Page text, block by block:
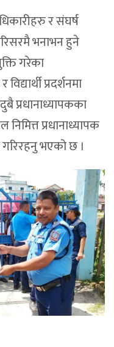
र संघर्ष
भनाभन हुने
गरेका
प्रदर्शनमा
प्रधानाध्यापकका
प्रधानाध्यापक
भएको छ ।